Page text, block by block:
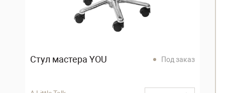
Стул мастера YOU Под заказ